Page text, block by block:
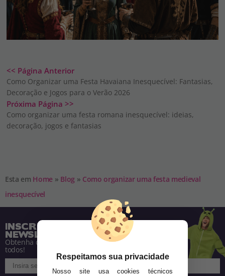
<< Página Anterior
Como Organizar uma Festa Havaiana Inesquecível: Fantasias,
Decoração e Jogos para o Verão 2026
Próxima Página >>
Como organizar uma festa romana inesquecível: ideias,
decoração, jogos e fantasias
Esta em Home » Blog » Como organizar uma festa medieval
inesquecível
INSCREVA-SE NA NOSSA
NEWSLETTER
Obtenha descontos e saiba de tudo antes de
todos!
Respeitamos sua privacidade
Nosso site usa cookies técnicos